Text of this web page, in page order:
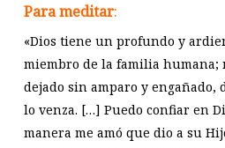
Para meditar:
«Dios tiene un profundo y
miembro de la familia humana;
dejado sin amparo y engañado,
lo venza. […] Puedo confiar en
manera me amó que dio a su